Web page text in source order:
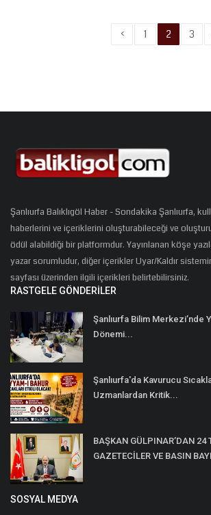
‹ 1 2 3
Şanlıurfa Balıklıgöl Haber - Sondakika Şanlıurfa,
haberlerini ve içeriklerini oluşturabileceği ve
ödül alabildiği bir platformdur. Yayınlanan köşe
yazar sorumludur, diğer içerikler Uyar/Kaldır
sayfası üzerinden ilgili içerikleri belirtebilirsiniz.
RASTGELE GÖNDERILER
Şanlıurfa Bilim Merkezi’nde
Dönemi...
Şanlıurfa'da Kavurucu
Uzmanlardan Kritik...
BAŞKAN GÜLPINAR’DAN 24
GAZETECİLER VE BASIN
SOSYAL MEDYA